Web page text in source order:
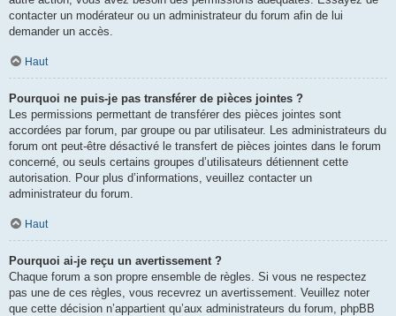
contacter un modérateur ou un administrateur du forum afin de lui
demander un accès.
Haut
Pourquoi ne puis-je pas transférer de pièces jointes ?
Les permissions permettant de transférer des pièces jointes sont
accordées par forum, par groupe ou par utilisateur. Les administrateurs du
forum ont peut-être désactivé le transfert de pièces jointes dans le forum
concerné, ou seuls certains groupes d’utilisateurs détiennent cette
autorisation. Pour plus d’informations, veuillez contacter un
administrateur du forum.
Haut
Pourquoi ai-je reçu un avertissement ?
Chaque forum a son propre ensemble de règles. Si vous ne respectez
pas une de ces règles, vous recevrez un avertissement. Veuillez noter
que cette décision n’appartient qu’aux administrateurs du forum, phpBB